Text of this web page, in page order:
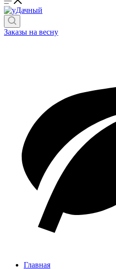
Заказы на весну
Главная